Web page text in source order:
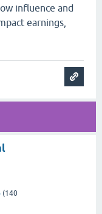
influence and
earnings,
(140